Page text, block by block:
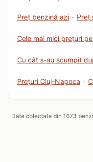
Preț benzină azi · Preț
Cele mai mici prețuri
Cu cât s-au scumpit
Prețuri Cluj-Napoca ·
Date colectate din 1673